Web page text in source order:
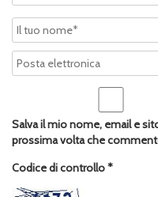
Salva il mio nome, email e
prossima volta che
Codice di controllo*